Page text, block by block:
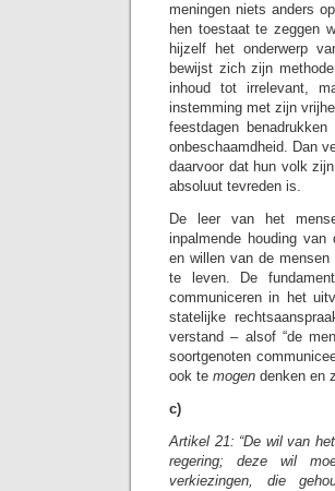
meningen niets anders
hen toestaat te zeggen
hijzelf het onderwerp
bewijst zich zijn
inhoud tot irrelevant,
instemming met zijn
feestdagen
onbeschaamdheid. Dan
daarvoor dat hun volk
absoluut tevreden is.
De leer van het
inpalmende houding van
en willen van de
te leven. De
communiceren in het
statelijke
verstand – alsof “de
soortgenoten
ook te mogen denken en
c)
Artikel 21: “De wil van
regering; deze wil
verkiezingen, die